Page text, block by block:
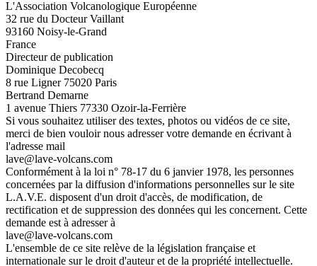
L'Association Volcanologique Européenne
32 rue du Docteur Vaillant
93160 Noisy-le-Grand
France
Directeur de publication
Dominique Decobecq
8 rue Ligner 75020 Paris
Bertrand Demarne
1 avenue Thiers 77330 Ozoir-la-Ferrière
Si vous souhaitez utiliser des textes, photos ou vidéos de ce site,
merci de bien vouloir nous adresser votre demande en écrivant à
l'adresse mail
lave@lave-volcans.com
Conformément à la loi n° 78-17 du 6 janvier 1978, les personnes
concernées par la diffusion d'informations personnelles sur le site
L.A.V.E. disposent d'un droit d'accès, de modification, de
rectification et de suppression des données qui les concernent. Cette
demande est à adresser à
lave@lave-volcans.com
L'ensemble de ce site relève de la législation française et
internationale sur le droit d'auteur et de la propriété intellectuelle.